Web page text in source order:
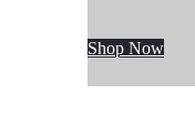
Shop Now